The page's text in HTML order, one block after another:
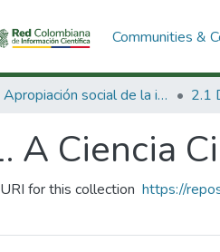
Communities &
2. Apropiación social de la información en Ciencia Tecnología e Innovación
A Ciencia
for this collection https://